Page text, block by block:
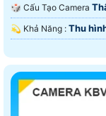
🎲 Cấu Tạo Camera
️💫 Khả Năng : Thu